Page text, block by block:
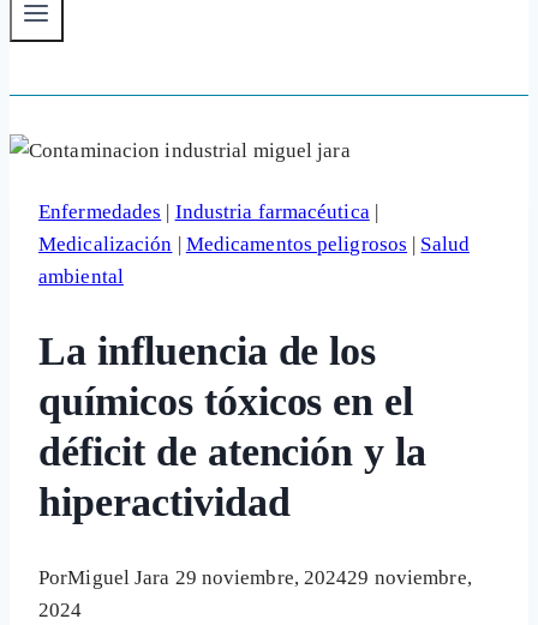
Enfermedades | Industria farmacéutica|
Medicalización | Medicamentos peligrosos | Salud
ambiental
La influencia de los
químicos tóxicos en el
déficit de atención y la
hiperactividad
PorMiguel Jara 29 noviembre, 202429 noviembre,
2024